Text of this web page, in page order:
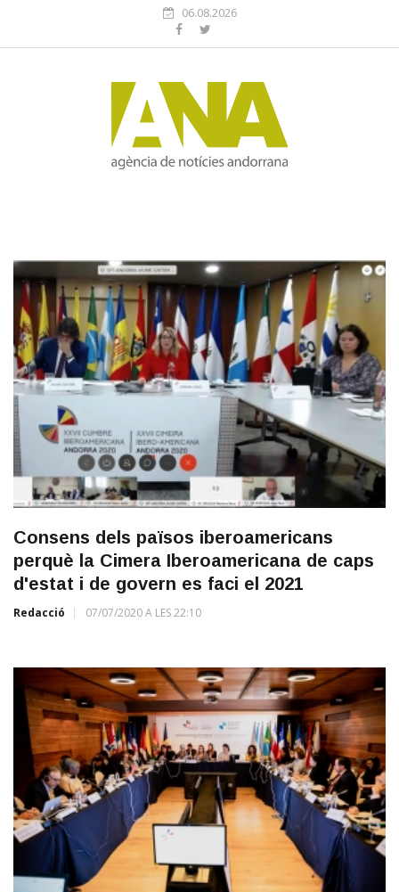
06.08.2026
Consens dels països iberoamericans
perquè la Cimera Iberoamericana de caps
d'estat i de govern es faci el 2021
Redacció 07/07/2020 A LES 22:10